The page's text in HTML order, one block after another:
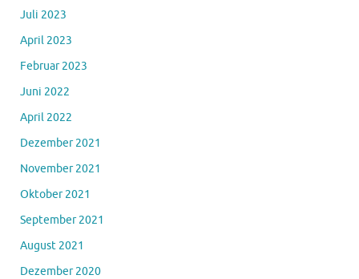
Juli 2023
April 2023
Februar 2023
Juni 2022
April 2022
Dezember 2021
November 2021
Oktober 2021
September 2021
August 2021
Dezember 2020